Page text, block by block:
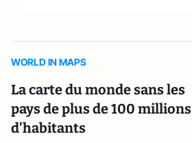
WORLD IN MAPS
La carte du monde sans les
pays de plus de 100 millions
d’habitants